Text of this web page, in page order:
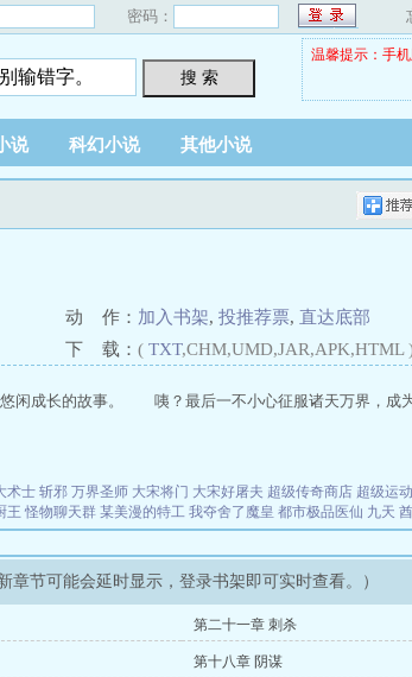
密码：
搜 索
温馨提示：手
说 科幻小说 其他小说
动 作： 加入书架, 投推荐票, 直达底部
下 载： ( TXT,CHM,UMD,JAR,APK,HTML
闲成长的故事。 咦？最后一不小心征服诸天万界，成
术士 斩邪 万界圣师 大宋将门 大宋好屠夫 超级传奇商店 超级运
王 怪物聊天群 某美漫的特工 我夺舍了魔皇 都市极品医仙 九天
章节可能会延时显示，登录书架即可实时查看。）
第二十一章 刺杀
第十八章 阴谋